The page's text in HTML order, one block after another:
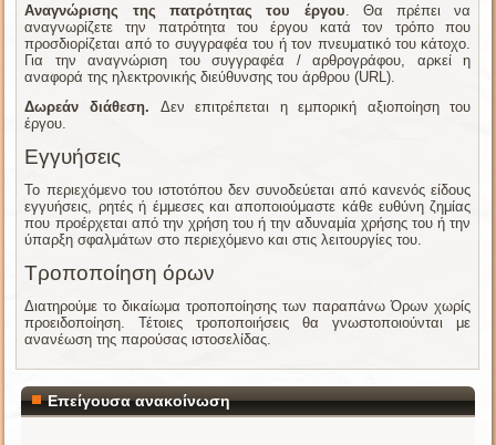
Αναγνώρισης της πατρότητας του έργου . Θα πρέπει να
αναγνωρίζετε την πατρότητα του έργου κατά τον τρόπο που
προσδιορίζεται από το συγγραφέα του ή τον πνευματικό του κάτοχο.
Για την αναγνώριση του συγγραφέα / αρθρογράφου, αρκεί η
αναφορά της ηλεκτρονικής διεύθυνσης του άρθρου (URL).
Δωρεάν διάθεση. Δεν επιτρέπεται η εμπορική αξιοποίηση του
έργου.
Εγγυήσεις
Το περιεχόμενο του ιστοτόπου δεν συνοδεύεται από κανενός είδους
εγγυήσεις, ρητές ή έμμεσες και αποποιούμαστε κάθε ευθύνη ζημίας
που προέρχεται από την χρήση του ή την αδυναμία χρήσης του ή την
ύπαρξη σφαλμάτων στο περιεχόμενο και στις λειτουργίες του.
Τροποποίηση όρων
Διατηρούμε το δικαίωμα τροποποίησης των παραπάνω Όρων χωρίς
προειδοποίηση. Τέτοιες τροποποιήσεις θα γνωστοποιούνται με
ανανέωση της παρούσας ιστοσελίδας.
Επείγουσα ανακοίνωση